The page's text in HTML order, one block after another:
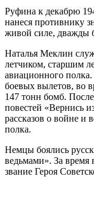
Руфина к декабрю
нанеся противнику
живой силе, дважды
Наталья Меклин
летчиком, старшим
авиационного
боевых вылетов, во
147 тонн бомб.
повестей «Вернись
рассказов о войне и
полка.
Немцы боялись
ведьмами». За
звание Героя